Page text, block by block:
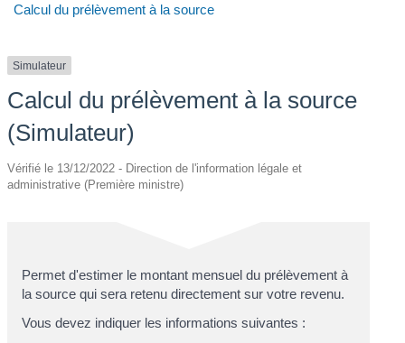
Calcul du prélèvement à la source
Simulateur
Calcul du prélèvement à la source
(Simulateur)
Vérifié le 13/12/2022 - Direction de l'information légale et
administrative (Première ministre)
Permet d'estimer le montant mensuel du prélèvement à
la source qui sera retenu directement sur votre revenu.
Vous devez indiquer les informations suivantes :